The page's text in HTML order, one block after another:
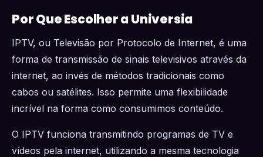
Por Que Escolher a Universia
IPTV, ou Televisão por Protocolo de Internet, é uma
forma de transmissão de sinais televisivos através da
internet, ao invés de métodos tradicionais como
cabos ou satélites. Isso permite uma flexibilidade
incrível na forma como consumimos conteúdo.
O IPTV funciona transmitindo programas de TV e
vídeos pela internet, utilizando a mesma tecnologia